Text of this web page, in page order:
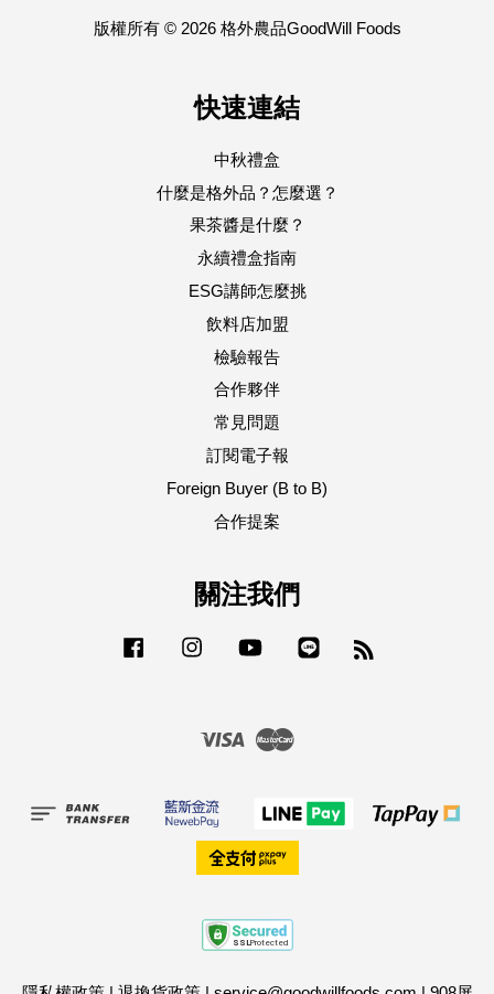
版權所有 © 2026 格外農品GoodWill Foods
快速連結
中秋禮盒
什麼是格外品？怎麼選？
果茶醬是什麼？
永續禮盒指南
ESG講師怎麼挑
飲料店加盟
檢驗報告
合作夥伴
常見問題
訂閱電子報
Foreign Buyer (B to B)
合作提案
關注我們
Facebook Instagram YouTube
Visa